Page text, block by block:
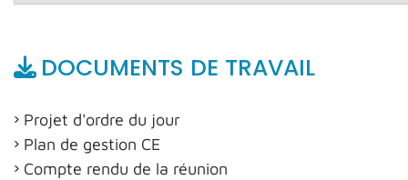
DOCUMENTS DE TRAVAIL
Projet d'ordre du jour
Plan de gestion CE
Compte rendu de la réunion